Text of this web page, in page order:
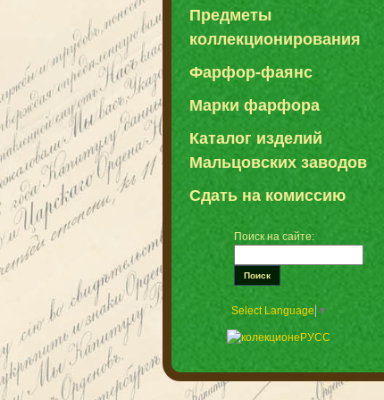
Предметы
коллекционирования
Фарфор-фаянс
Марки фарфора
Каталог изделий
Мальцовских заводов
Сдать на комиссию
Поиск на сайте:
Select Language ▼